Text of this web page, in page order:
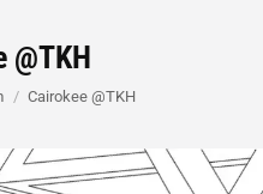
@TKH
Cairokee @TKH